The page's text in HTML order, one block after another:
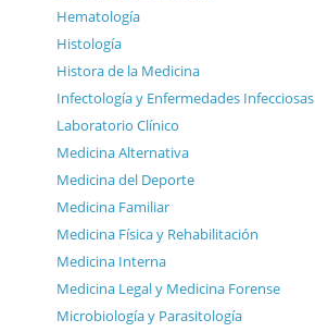
Hematología
Histología
Histora de la Medicina
Infectología y Enfermedades Infecciosas
Laboratorio Clínico
Medicina Alternativa
Medicina del Deporte
Medicina Familiar
Medicina Física y Rehabilitación
Medicina Interna
Medicina Legal y Medicina Forense
Microbiología y Parasitología